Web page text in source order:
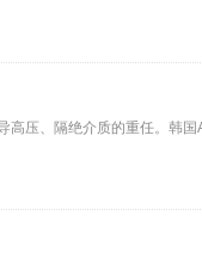
高压、隔绝介质的重任。韩国